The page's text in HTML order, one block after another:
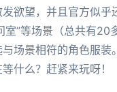
欲望，并且官方似乎
室”等场景（总共有
场景相符的角色服
什么？赶紧来玩呀！